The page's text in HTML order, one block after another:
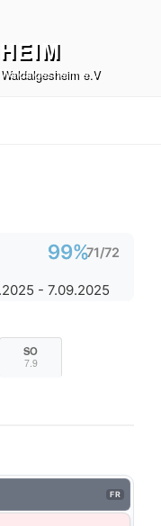
e.V
99%71/72
- 7.09.2025
SO
7.9
FR